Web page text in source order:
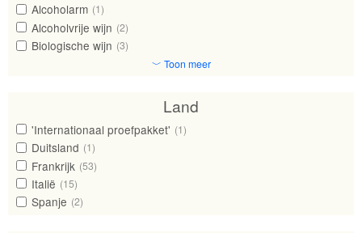
Alcoholarm (1)
Alcoholvrije wijn (2)
Biologische wijn (3)
﹀ Toon meer
Land
'Internationaal proefpakket' (1)
Duitsland (1)
Frankrijk (53)
Italië (15)
Spanje (2)